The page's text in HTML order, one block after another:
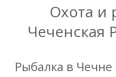
Охота и
Чеченская
Рыбалка в Чечне